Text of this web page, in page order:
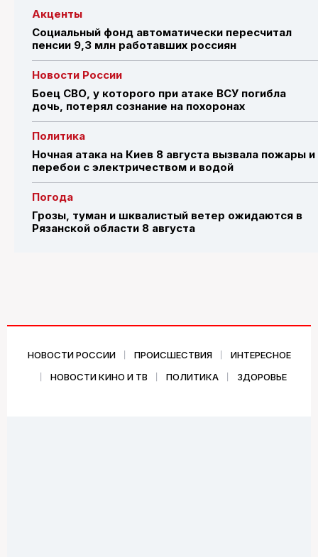
Акценты
Социальный фонд автоматически пересчитал
пенсии 9,3 млн работавших россиян
Новости России
Боец СВО, у которого при атаке ВСУ погибла
дочь, потерял сознание на похоронах
Политика
Ночная атака на Киев 8 августа вызвала пожары и
перебои с электричеством и водой
Погода
Грозы, туман и шквалистый ветер ожидаются в
Рязанской области 8 августа
НОВОСТИ РОССИИ ПРОИСШЕСТВИЯ
ИНТЕРЕСНОЕ
НОВОСТИ КИНО И ТВ
ПОЛИТИКА ЗДОРОВЬЕ